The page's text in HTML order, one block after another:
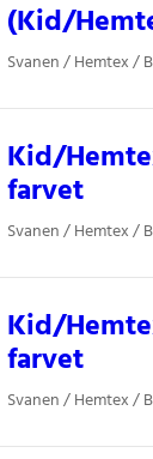
(Kid/
Svanen / Hemtex /
Kid/
farvet
Svanen / Hemtex /
Kid/
farvet
Svanen / Hemtex /